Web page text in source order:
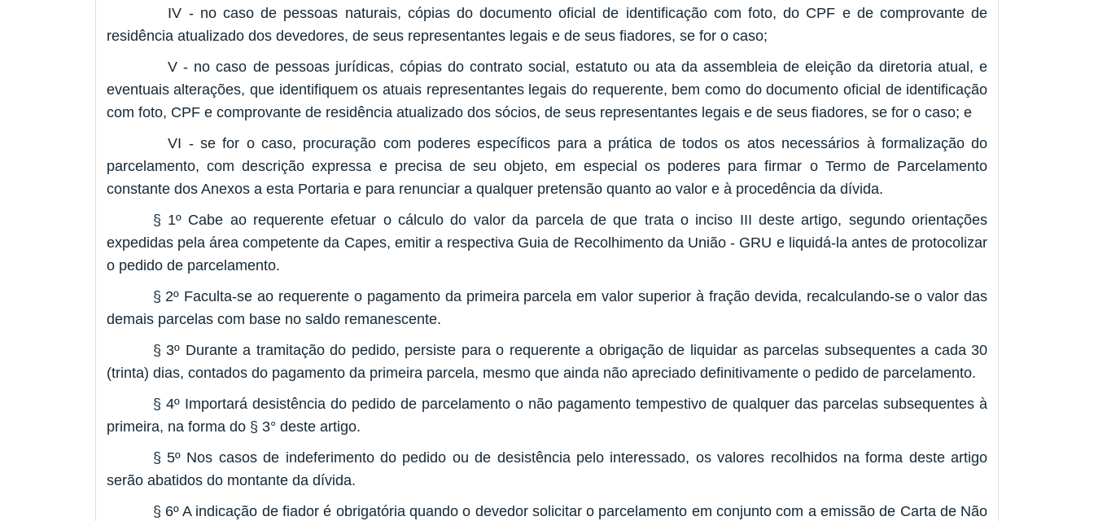
IV - no caso de pessoas naturais, cópias do documento oficial de identificação com foto, do CPF e de comprovante de
residência atualizado dos devedores, de seus representantes legais e de seus fiadores, se for o caso;
V - no caso de pessoas jurídicas, cópias do contrato social, estatuto ou ata da assembleia de eleição da diretoria atual, e
eventuais alterações, que identifiquem os atuais representantes legais do requerente, bem como do documento oficial de identificação
com foto, CPF e comprovante de residência atualizado dos sócios, de seus representantes legais e de seus fiadores, se for o caso; e
VI - se for o caso, procuração com poderes específicos para a prática de todos os atos necessários à formalização do
parcelamento, com descrição expressa e precisa de seu objeto, em especial os poderes para firmar o Termo de Parcelamento
constante dos Anexos a esta Portaria e para renunciar a qualquer pretensão quanto ao valor e à procedência da dívida.
§ 1º Cabe ao requerente efetuar o cálculo do valor da parcela de que trata o inciso III deste artigo, segundo orientações
expedidas pela área competente da Capes, emitir a respectiva Guia de Recolhimento da União - GRU e liquidá-la antes de protocolizar
o pedido de parcelamento.
§ 2º Faculta-se ao requerente o pagamento da primeira parcela em valor superior à fração devida, recalculando-se o valor das
demais parcelas com base no saldo remanescente.
§ 3º Durante a tramitação do pedido, persiste para o requerente a obrigação de liquidar as parcelas subsequentes a cada 30
(trinta) dias, contados do pagamento da primeira parcela, mesmo que ainda não apreciado definitivamente o pedido de parcelamento.
§ 4º Importará desistência do pedido de parcelamento o não pagamento tempestivo de qualquer das parcelas subsequentes à
primeira, na forma do § 3° deste artigo.
§ 5º Nos casos de indeferimento do pedido ou de desistência pelo interessado, os valores recolhidos na forma deste artigo
serão abatidos do montante da dívida.
§ 6º A indicação de fiador é obrigatória quando o devedor solicitar o parcelamento em conjunto com a emissão de Carta de Não